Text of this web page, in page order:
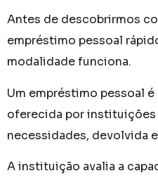
Antes de descobrirmos
empréstimo pessoal
modalidade funciona.
Um empréstimo pessoal
oferecida por instituições
necessidades, devolvida
A instituição avalia a